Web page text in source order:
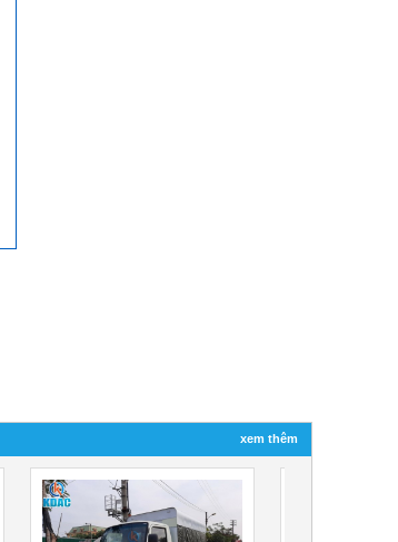
xem thêm